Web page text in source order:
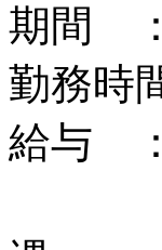
期間
勤務時
給与
※当